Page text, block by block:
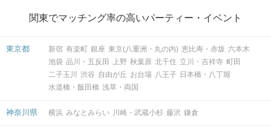
スタッフがお席までご案内します！
そのままお出かけされる方も多いです♪
関東でマッチング率の高いパーティー・イベント
東京都 新宿 有楽町 銀座 東京(八重洲・丸の内) 恵比寿・赤坂 六本木
池袋 品川・五反田 上野 秋葉原 北千住 立川・吉祥寺 町田
二子玉川
渋谷 自由が丘 お台場 八王子 日本橋・八丁堀
水道橋・飯田橋 浅草・両国
神奈川県 横浜 みなとみらい 川崎・武蔵小杉 藤沢 鎌倉